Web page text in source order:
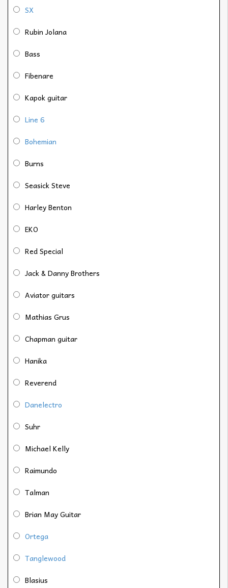
SX
Rubin Jolana
Bass
Fibenare
Kapok guitar
Line 6
Bohemian
Burns
Seasick Steve
Harley Benton
EKO
Red Special
Jack & Danny Brothers
Aviator guitars
Mathias Grus
Chapman guitar
Hanika
Reverend
Danelectro
Suhr
Michael Kelly
Raimundo
Talman
Brian May Guitar
Ortega
Tanglewood
Blasius